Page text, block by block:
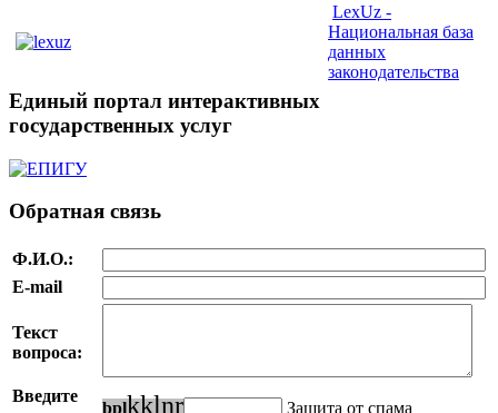
LexUz -
Национальная база
данных
законодательства
Единый портал интерактивных
государственных услуг
Обратная связь
Ф.И.О.:
E-mail
Текст
вопроса:
Введите
bplkklnr Защита от спама